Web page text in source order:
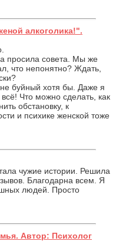
алкоголика!".
просила совета. Мы же
что непонятно? Ждать,
буйный хотя бы. Даже я
Что можно сделать, как
обстановку, к
и психике женской тоже
чужие истории. Решила
Благодарна всем. Я
людей. Просто
Автор: Психолог